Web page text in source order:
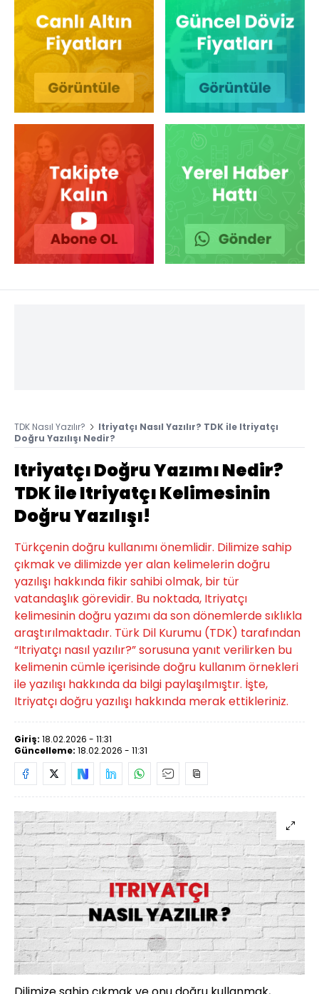
TDK Nasıl Yazılır?
Itriyatçı Nasıl Yazılır? TDK ile Itriyatçı
Doğru Yazılışı Nedir?
Itriyatçı Doğru Yazımı Nedir?
TDK ile Itriyatçı Kelimesinin
Doğru Yazılışı!
Türkçenin doğru kullanımı önemlidir. Dilimize sahip
çıkmak ve dilimizde yer alan kelimelerin doğru
yazılışı hakkında fikir sahibi olmak, bir tür
vatandaşlık görevidir. Bu noktada, Itriyatçı
kelimesinin doğru yazımı da son dönemlerde sıklıkla
araştırılmaktadır. Türk Dil Kurumu (TDK) tarafından
“Itriyatçı nasıl yazılır?” sorusuna yanıt verilirken bu
kelimenin cümle içerisinde doğru kullanım örnekleri
ile yazılışı hakkında da bilgi paylaşılmıştır. İşte,
Itriyatçı doğru yazılışı hakkında merak ettikleriniz.
Giriş: 18.02.2026 - 11:31
Güncelleme: 18.02.2026 - 11:31